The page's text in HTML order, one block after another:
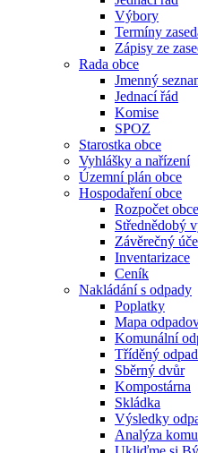
Výbory
Termíny
Zápisy ze
Rada obce
Jmenný
Jednací řád
Komise
SPOZ
Starostka obce
Vyhlášky a nařízení
Územní plán obce
Hospodaření obce
Rozpočet obce
Střednědobý
Závěrečný
Inventarizace
Ceník
Nakládání s odpady
Poplatky
Mapa
Komunální
Tříděný odpad
Sběrný dvůr
Kompostárna
Skládka
Výsledky
Analýza